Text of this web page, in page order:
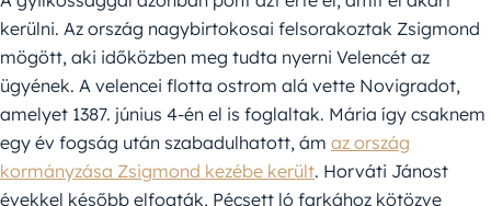
kerülni. Az ország nagybirtokosai felsorakoztak Zsigmond
mögött, aki időközben meg tudta nyerni Velencét az
ügyének. A velencei flotta ostrom alá vette Novigradot,
amelyet 1387. június 4-én el is foglaltak. Mária így csaknem
egy év fogság után szabadulhatott, ám az ország
kormányzása Zsigmond kezébe került. Horváti Jánost
évekkel később elfogták, Pécsett ló farkához kötözve